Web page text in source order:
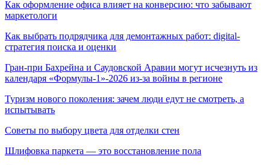
Как оформление офиса влияет на конверсию: что забывают
маркетологи
Как выбрать подрядчика для демонтажных работ: digital-
стратегия поиска и оценки
Гран-при Бахрейна и Саудовской Аравии могут исчезнуть из
календаря «Формулы-1»-2026 из-за войны в регионе
Туризм нового поколения: зачем люди едут не смотреть, а
испытывать
Советы по выбору цвета для отделки стен
Шлифовка паркета — это восстановление пола